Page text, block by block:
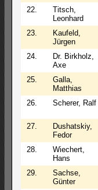
22.
Titsch,
Leonhard
23.
Kaufeld,
Jürgen
24.
Dr. Birkholz,
Axe
25.
Galla,
Matthias
26. Scherer, Ralf
27.
Dushatskiy,
Fedor
28.
Wiechert,
Hans
29.
Sachse,
Günter